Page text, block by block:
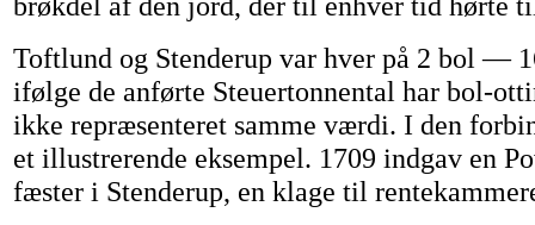
Toftlund og Stenderup var hver på 2 bol —
ifølge de anførte Steuertonnental har bol-
ikke repræsenteret samme værdi. I den
et illustrerende eksempel. 1709 indgav en
fæster i Stenderup, en klage til